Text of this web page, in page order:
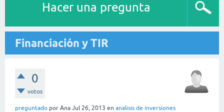
Hacer una pregunta
Financiación y TIR
0
votos
preguntado por Ana Jul 26, 2013 en analisis de inversiones